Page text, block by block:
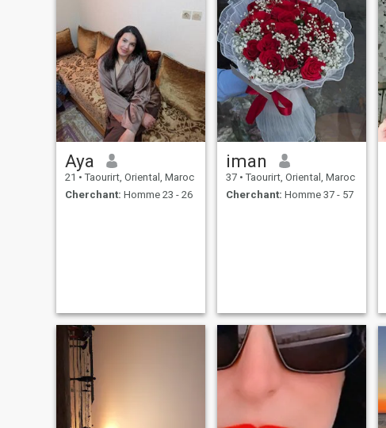
Aya
21 • Taourirt, Oriental, Maroc
Cherchant: Homme 23 - 26
iman
37 • Taourirt, Oriental, Maroc
Cherchant: Homme 37 - 57